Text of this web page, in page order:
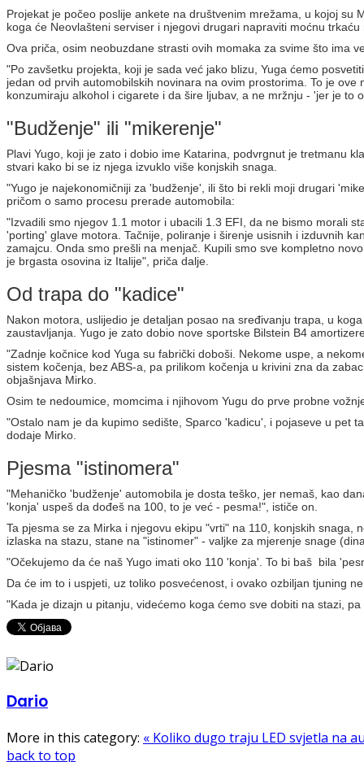
Projekat je počeo poslije ankete na društvenim mrežama, u kojoj su
koga će Neovlašteni serviser i njegovi drugari napraviti moćnu trkaću
Ova priča, osim neobuzdane strasti ovih momaka za svime što ima
"Po zavšetku projekta, koji je sada već jako blizu, Yuga ćemo
jedan od prvih automobilskih novinara na ovim prostorima. To je
konzumiraju alkohol i cigarete i da šire ljubav, a ne mržnju - 'jer je to
"Budženje" ili "mikerenje"
Plavi Yugo, koji je zato i dobio ime Katarina, podvrgnut je tretmanu
stvari kako bi se iz njega izvuklo više konjskih snaga.
"Yugo je najekonomičniji za 'budženje', ili što bi rekli moji drugari
pričom o samo procesu prerade automobila:
"Izvadili smo njegov 1.1 motor i ubacili 1.3 EFI, da ne bismo morali
'porting' glave motora. Tačnije, poliranje i širenje usisnih i izduvnih
zamajcu. Onda smo prešli na menjač. Kupili smo sve kompletno
je brgasta osovina iz Italije", priča dalje.
Od trapa do "kadice"
Nakon motora, uslijedio je detaljan posao na sređivanju trapa, u
zaustavljanja. Yugo je zato dobio nove sportske Bilstein B4
"Zadnje kočnice kod Yuga su fabrički doboši. Nekome uspe, a
sistem kočenja, bez ABS-a, pa prilikom kočenja u krivini zna da
objašnjava Mirko.
Osim te nedoumice, momcima i njihovom Yugu do prve probne
"Ostalo nam je da kupimo sedište, Sparco 'kadicu', i pojaseve u pet
dodaje Mirko.
Pjesma "istinomera"
"Mehaničko 'budženje' automobila je dosta teško, jer nemaš, kao
'konja' uspeš da dođeš na 100, to je već - pesma!", ističe on.
Ta pjesma se za Mirka i njegovu ekipu "vrti" na 110, konjskih
izlaska na stazu, stane na "istinomer" - valjke za mjerenje snage
"Očekujemo da će naš Yugo imati oko 110 'konja'. To bi baš bila
Da će im to i uspjeti, uz toliko posvećenost, i ovako ozbiljan tjuning
"Kada je dizajn u pitanju, videćemo koga ćemo sve dobiti na stazi,
Dario
More in this category: « Koliko dugo traju LED svjetla na
back to top